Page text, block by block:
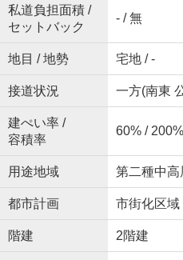
私道負担面積 /
セットバック
- / 無
地目 / 地勢 宅地 / -
接道状況 一方(南東
建ぺい率 /
容積率
60% / 200%
用途地域 第二種中高
都市計画 市街化区域
階建 2階建